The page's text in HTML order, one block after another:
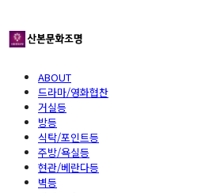
ABOUT
드라마/영화협찬
거실등
방등
식탁/포인트등
주방/욕실등
현관/베란다등
벽등